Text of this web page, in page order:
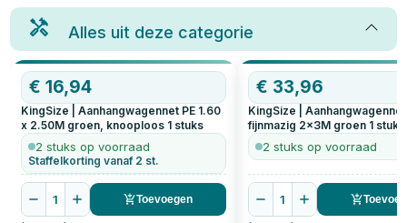
Alles uit deze categorie
€16,94
KingSize | Aanhangwagennet PE 1.60
x 2.50M groen, knooploos 1 stuks
2 stuks op voorraad
Staffelkorting vanaf 2 st.
1 Toevoegen
€ 33,96
KingSize | Aanhangwagennet
fijnmazig 2x3M groen 1 stuks
2 stuks op voorraad
1